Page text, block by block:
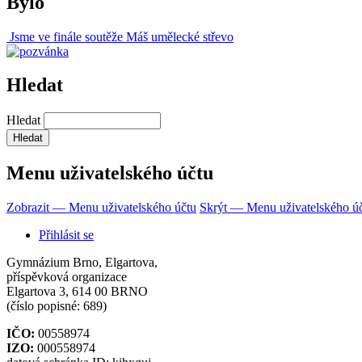
Jsme ve finále soutěže Máš umělecké střevo
Hledat
Hledat
Menu uživatelského účtu
Zobrazit — Menu uživatelského účtu Skrýt — Menu uživatelského
Přihlásit se
Gymnázium Brno, Elgartova,
příspěvková organizace
Elgartova 3, 614 00 BRNO
(číslo popisné: 689)
IČO: 00558974
IZO: 000558974